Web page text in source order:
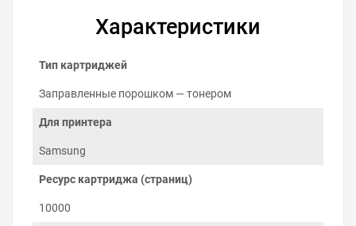
На поверхность фотобарабана наносится
равномерный электрический заряд, на котором
отпечатка. Из-за разницы потенциалов между
притягивается к нужным местам поверхности
соприкосновения с бумагой. Изображение, которое
электростатическим полем и закрепляется
Остатки тонера с фотобарабана очищаются лезвием в
Характеристики
Тип картриджей
Заправленные порошком — тонером
Для принтера
Samsung
Ресурс картриджа (страниц)
10000